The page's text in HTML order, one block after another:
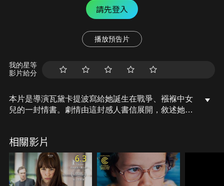
請先登入
播放預告片
我的星等
影片給分
本片是導演瓦黛卡提波寫給她誕生在戰爭、襁褓中女
兒的一封情書。劇情由這封感人書信展開，敘述她在
相關影片
6.3